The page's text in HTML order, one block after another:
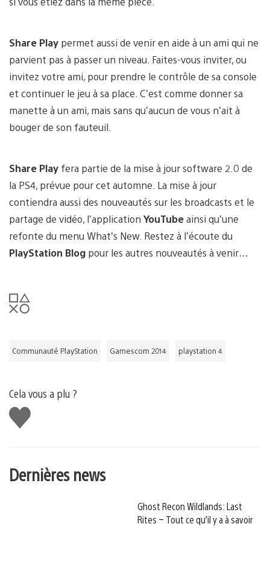
Share Play permet aussi de venir en aide à un ami qui ne
parvient pas à passer un niveau. Faites-vous inviter, ou
invitez votre ami, pour prendre le contrôle de sa console
et continuer le jeu à sa place. C’est comme donner sa
manette à un ami, mais sans qu’aucun de vous n’ait à
bouger de son fauteuil.
Share Play fera partie de la mise à jour software 2.0 de
la PS4, prévue pour cet automne. La mise à jour
contiendra aussi des nouveautés sur les broadcasts et le
partage de vidéo, l’application YouTubeainsi qu’une
refonte du menu What’s New. Restez à l’écoute du
PlayStation Blog pour les autres nouveautés à venir…
Communauté PlayStation Gamescom 2014 playstation 4
Cela vous a plu ?
J'aime
Dernières news
Ghost Recon Wildlands: Last
Rites – Tout ce qu’il y a à savoir